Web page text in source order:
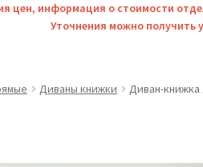
цен, информация о стоимости
Уточнения можно получить
Диваны книжки Диван-